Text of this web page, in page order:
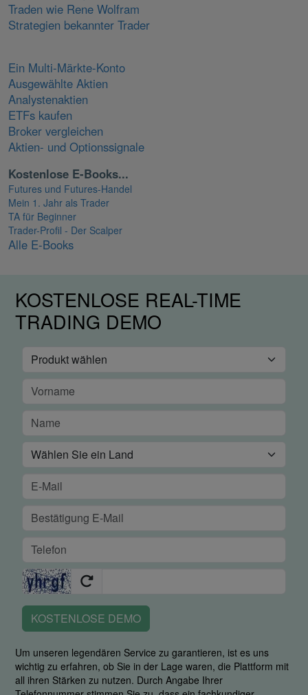
Traden wie Rene Wolfram
Strategien bekannter Trader
Ein Multi-Märkte-Konto
Ausgewählte Aktien
Analystenaktien
ETFs kaufen
Broker vergleichen
Aktien- und Optionssignale
Kostenlose E-Books...
Futures und Futures-Handel
Mein 1. Jahr als Trader
TA für Beginner
Trader-Profil - Der Scalper
Alle E-Books
KOSTENLOSE REAL-TIME
TRADING DEMO
KOSTENLOSE DEMO
Um unseren legendären Service zu garantieren, ist es uns
wichtig zu erfahren, ob Sie in der Lage waren, die Plattform mit
all ihren Stärken zu nutzen. Durch Angabe Ihrer